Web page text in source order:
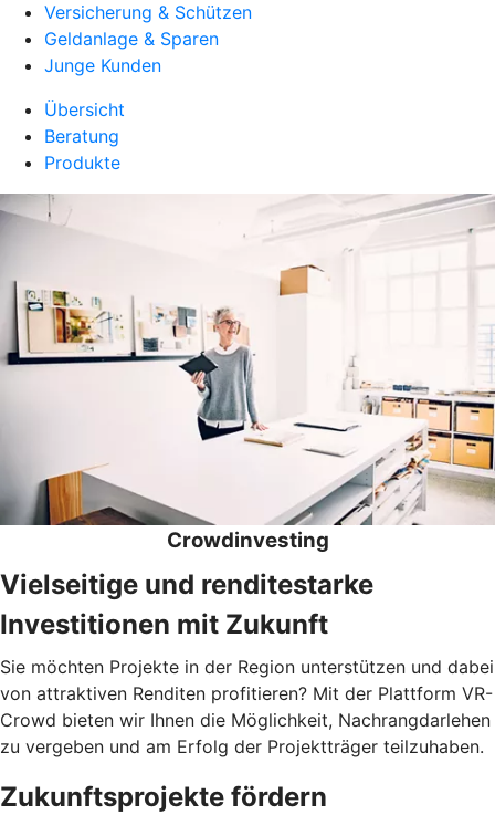
Versicherung & Schützen
Geldanlage & Sparen
Junge Kunden
Übersicht
Beratung
Produkte
Crowdinvesting
Vielseitige und renditestarke
Investitionen mit Zukunft
Sie möchten Projekte in der Region unterstützen und dabei
von attraktiven Renditen profitieren? Mit der Plattform VR-
Crowd bieten wir Ihnen die Möglichkeit, Nachrangdarlehen
zu vergeben und am Erfolg der Projektträger teilzuhaben.
Zukunftsprojekte fördern